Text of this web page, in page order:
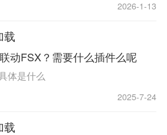
2026-1-13
载
动FSX？需要什么插件么呢
体是什么
2025-7-24
载